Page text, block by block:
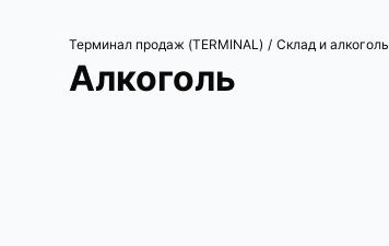
Терминал продаж (TERMINAL) / Склад и алкоголь
Алкоголь